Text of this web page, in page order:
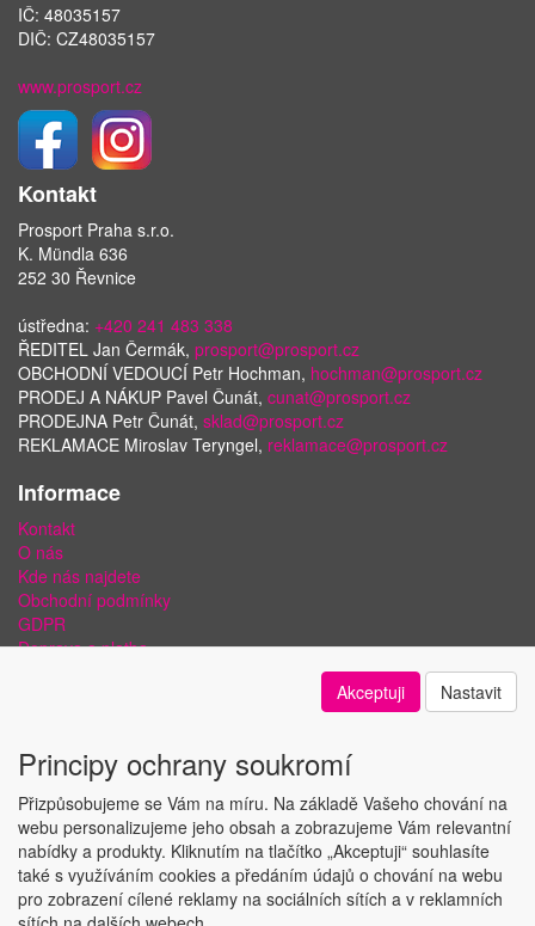
IČ: 48035157
DIČ: CZ48035157
www.prosport.cz
Kontakt
Prosport Praha s.r.o.
K. Mündla 636
252 30 Řevnice
ústředna: +420 241 483 338
ŘEDITEL Jan Čermák, prosport@prosport.cz
OBCHODNÍ VEDOUCÍ Petr Hochman, hochman@prosport.cz
PRODEJ A NÁKUP Pavel Čunát, cunat@prosport.cz
PRODEJNA Petr Čunát, sklad@prosport.cz
REKLAMACE Miroslav Teryngel, reklamace@prosport.cz
Informace
Kontakt
O nás
Kde nás najdete
Obchodní podmínky
GDPR
Doprava a platba
Copyright © ABRA Software a.s. 2018
Akceptuji Nastavit
Principy ochrany soukromí
Přizpůsobujeme se Vám na míru. Na základě Vašeho chování na
webu personalizujeme jeho obsah a zobrazujeme Vám relevantní
nabídky a produkty. Kliknutím na tlačítko „Akceptuji“ souhlasíte
také s využíváním cookies a předáním údajů o chování na webu
pro zobrazení cílené reklamy na sociálních sítích a v reklamních